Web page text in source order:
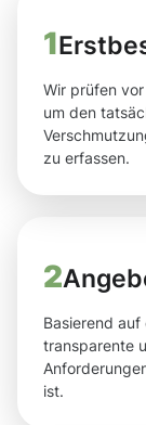
1
Wir prüfen
um den
zu erfassen.
2
Basierend
transparente
ist.